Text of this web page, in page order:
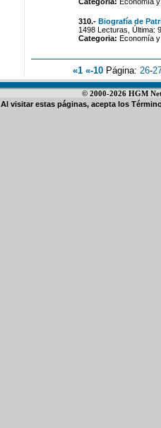
310.- Biografía de
1498 Lecturas, Última:
Categoria: Economía
«1 «-10 Página: 26-
© 2000-2026 HGM
Al visitar estas páginas, acepta los